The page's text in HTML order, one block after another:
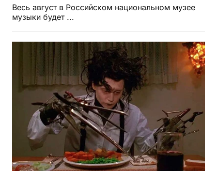
Весь август в Российском национальном музее
музыки будет ...